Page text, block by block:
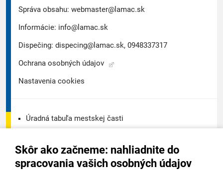
Skôr ako začneme: nahliadnite do
spracovania vašich osobných údajov
Správa obsahu: webmaster@lamac.sk
Informácie: info@lamac.sk
Dispečing: dispecing@lamac.sk, 0948337317
Ochrana osobných údajov
Nastavenia cookies
Úradná tabuľa mestskej časti
Úradná tabuľa stavebného úradu